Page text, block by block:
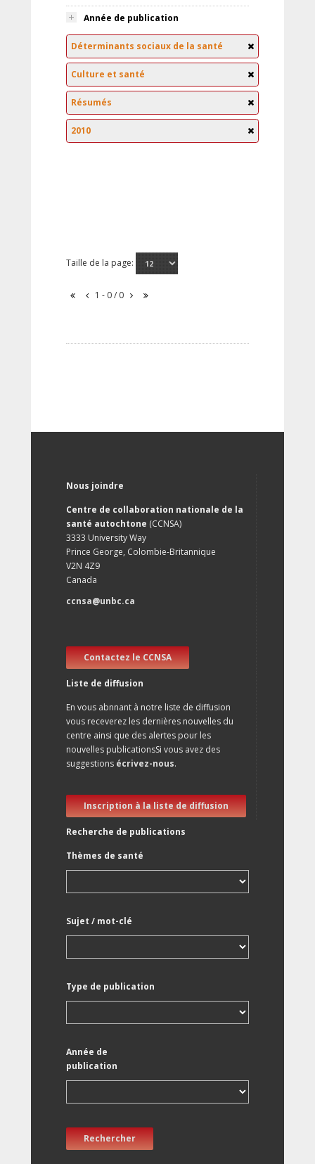
Année de publication
Déterminants sociaux de la santé
Culture et santé
Résumés
2010
Taille de la page:
1 - 0 / 0
Nous joindre
Centre de collaboration nationale de la
santé autochtone (CCNSA)
3333 University Way
Prince George, Colombie-Britannique
V2N 4Z9
Canada
ccnsa@unbc.ca
Contactez le CCNSA
Liste de diffusion
En vous abnnant à notre liste de diffusion
vous receverez les dernières nouvelles du
centre ainsi que des alertes pour les
nouvelles publicationsSi vous avez des
suggestions écrivez-nous.
Inscription à la liste de diffusion
Recherche de publications
Thèmes de santé
Sujet / mot-clé
Type de publication
Année de
publication
Rechercher